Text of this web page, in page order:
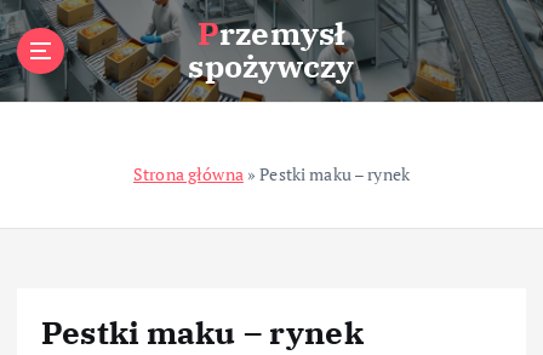
S
k
i
p
n
Przemysł
spożywczy
Strona główna »Pestki maku – rynek
Pestki maku – rynek